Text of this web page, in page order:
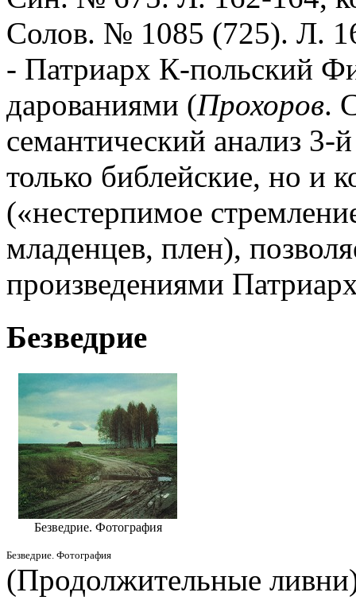
Солов. № 1085 (725). Л.
- Патриарх К-польский
дарованиями (Прохоров.
семантический анализ
только библейские, но и
(«нестерпимое
младенцев, плен),
произведениями
Безведрие
Безведрие. Фотография
Безведрие. Фотография
(Продолжительные